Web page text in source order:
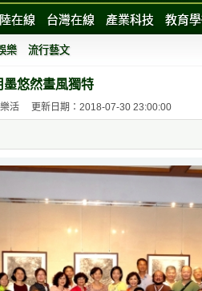
在線 台灣在線 產業科技 教育
樂 流行藝文
悠然畫風獨特
活 更新日期：2018-07-30 23:00:00